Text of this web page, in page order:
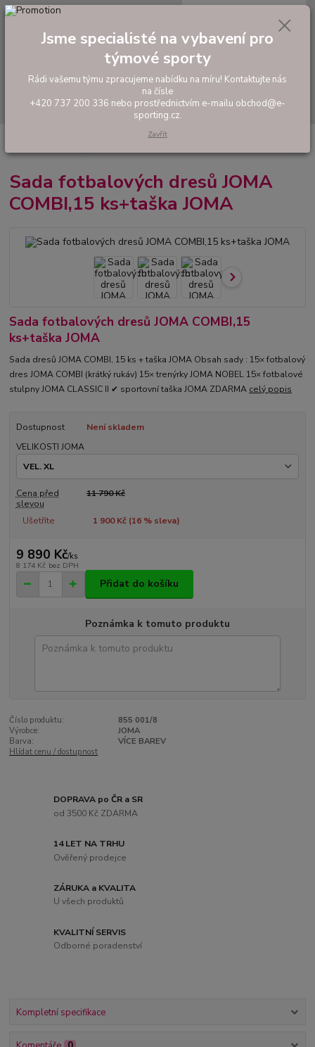
Hledat
tel: +420 737 200 336
0,00 Kč
Akční sady dresů
dresů JOMA COMBI,15 ks+taška JOMA
Sada fotbalových dresů JOMA
COMBI,15 ks+taška JOMA
Sada fotbalových dresů JOMA COMBI,15
ks+taška JOMA
Sada dresů JOMA COMBI, 15 ks + taška JOMA Obsah sady : 15× fotbalový
dres JOMA COMBI (krátký rukáv) 15× trenýrky JOMA NOBEL 15× fotbalové
stulpny JOMA CLASSIC II ✔ sportovní taška JOMA ZDARMA celý popis
Dostupnost
Není skladem
VELIKOSTI JOMA
Cena před
slevou
11 790 Kč
Ušetříte 1 900 Kč (16% sleva)
9 890 Kč/ks
8 174 Kč bez DPH
Přidat do košíku
Poznámka k tomuto produktu
Číslo produktu:
855 001/8
Výrobce:
JOMA
Barva:
VÍCE BAREV
Hlídat cenu / dostupnost
DOPRAVA po ČR a SR
od 3500 Kč ZDARMA
14 LET NA TRHU
Ověřený prodejce
ZÁRUKA a KVALITA
U všech produktů
KVALITNÍ SERVIS
Odborné poradenství
Kompletní specifikace
Jsme specialisté na vybavení pro
týmové sporty
Rádi vašemu týmu zpracujeme nabídku na míru! Kontaktujte nás
na čísle
+420 737 200 336 nebo prostřednictvím e-mailu obchod@e-
sporting.cz.
Zavřít